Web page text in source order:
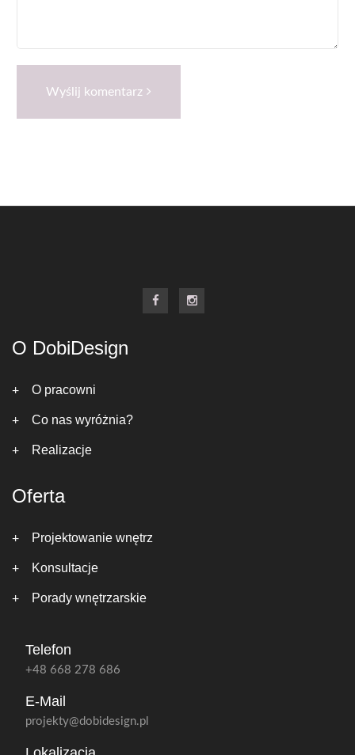
Wyślij komentarz
O DobiDesign
O pracowni
Co nas wyróżnia?
Realizacje
Oferta
Projektowanie wnętrz
Konsultacje
Porady wnętrzarskie
Telefon
+48 668 278 686
E-Mail
projekty@dobidesign.pl